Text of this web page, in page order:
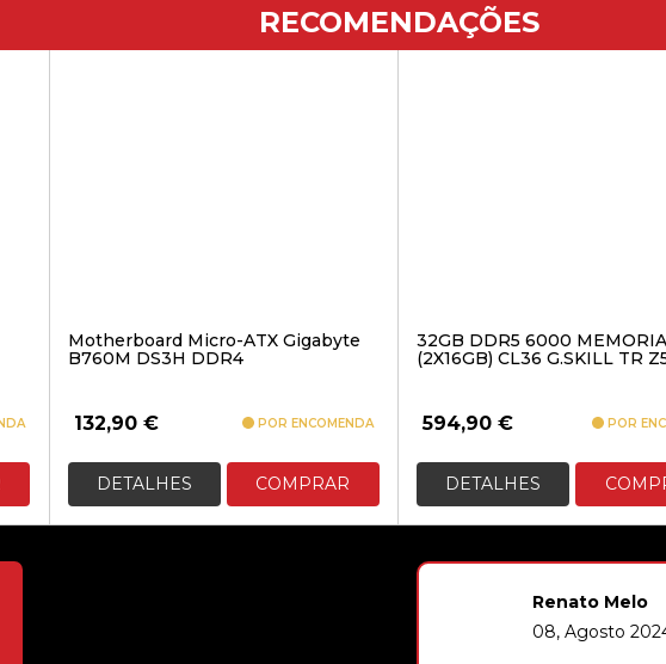
RECOMENDAÇÕES
Motherboard Micro-ATX Gigabyte
B760M DS3H DDR4
132,90 € POR ENCOMENDA
DETALHES COMPRAR
32GB DDR5 6000
(2X16GB) CL36 G.SKILL TR
594,90 € POR
DETALHES
Renato Melo
08, Agosto